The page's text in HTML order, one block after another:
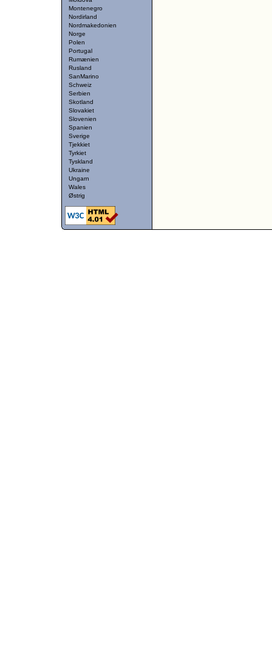
Montenegro
Nordirland
Nordmakedonien
Norge
Polen
Portugal
Rumænien
Rusland
SanMarino
Schweiz
Serbien
Skotland
Slovakiet
Slovenien
Spanien
Sverige
Tjekkiet
Tyrkiet
Tyskland
Ukraine
Ungarn
Wales
Østrig